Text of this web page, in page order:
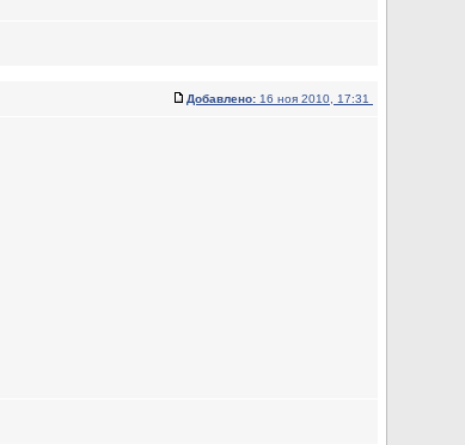
Добавлено: 16 ноя 2010, 17:31